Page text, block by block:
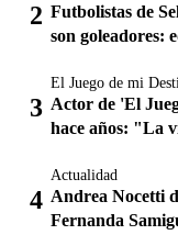
Futbolistas de
son goleadores:
El Juego de mi
Actor de 'El
hace años: "La
Actualidad
Andrea Nocetti
Fernanda